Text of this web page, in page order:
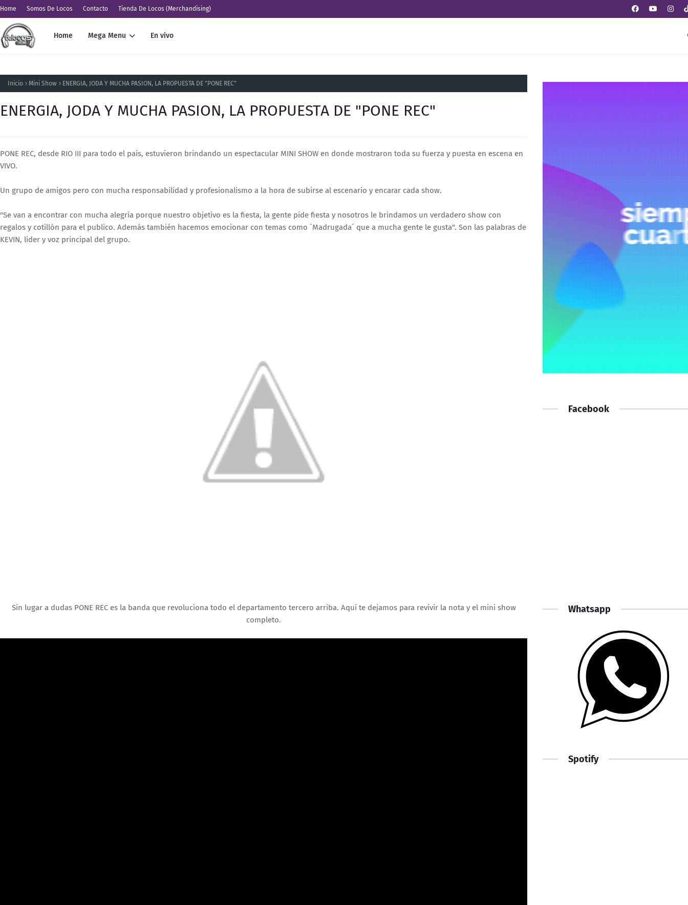
Home Somos De Locos Contacto Tienda De Locos (Merchandising)
Home Mega Menu En vivo
Inicio Mini Show ENERGIA, JODA Y MUCHA PASION, LA PROPUESTA DE "PONE REC"
ENERGIA, JODA Y MUCHA PASION, LA PROPUESTA DE "PONE REC"
PONE REC, desde RIO III para todo el país, estuvieron brindando un espectacular MINI SHOW en donde mostraron toda su fuerza y puesta en escena en
VIVO.
Un grupo de amigos pero con mucha responsabilidad y profesionalismo a la hora de subirse al escenario y encarar cada show.
"Se van a encontrar con mucha alegría porque nuestro objetivo es la fiesta, la gente pide fiesta y nosotros le brindamos un verdadero show con
regalos y cotillón para el publico. Además también hacemos emocionar con temas como `Madrugada´ que a mucha gente le gusta". Son las palabras de
KEVIN, lider y voz principal del grupo.
Sin lugar a dudas PONE REC es la banda que revoluciona todo el departamento tercero arriba. Aquí te dejamos para revivir la nota y el mini show
completo.
Facebook
Whatsapp
Spotify